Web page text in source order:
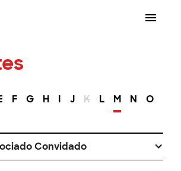
F G H I J K L M N O
Convidado